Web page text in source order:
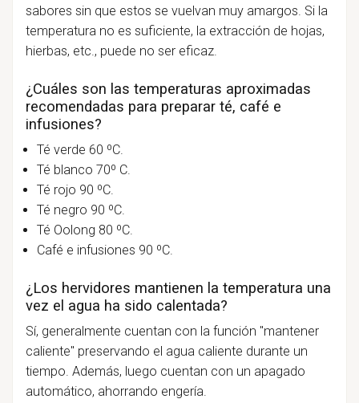
sabores sin que estos se vuelvan muy amargos. Si la
temperatura no es suficiente, la extracción de hojas,
hierbas, etc., puede no ser eficaz.
¿Cuáles son las temperaturas aproximadas
recomendadas para preparar té, café e
infusiones?
Té verde 60 ºC.
Té blanco 70º C.
Té rojo 90 ºC.
Té negro 90 ºC.
Té Oolong 80 ºC.
Café e infusiones 90 ºC.
¿Los hervidores mantienen la temperatura una
vez el agua ha sido calentada?
Sí, generalmente cuentan con la función "mantener
caliente" preservando el agua caliente durante un
tiempo. Además, luego cuentan con un apagado
automático, ahorrando engería.